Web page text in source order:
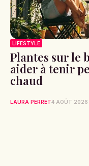
LIFESTYLE
Plantes sur le
aider à tenir
chaud
LAURA PERRET4 AOÛT 2026